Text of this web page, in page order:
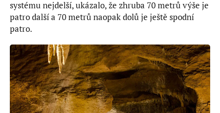
systému nejdelší, ukázalo, že zhruba 70 metrů výše je
patro další a 70 metrů naopak dolů je ještě spodní
patro.